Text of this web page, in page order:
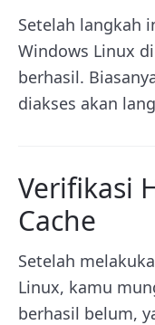
Setelah langkah
Windows Linux
berhasil.
diakses akan
Verifikasi
Cache
Setelah
Linux, kamu
berhasil belum,